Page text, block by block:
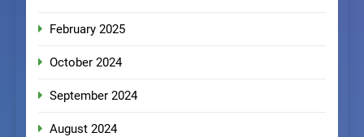
February 2025
October 2024
September 2024
August 2024